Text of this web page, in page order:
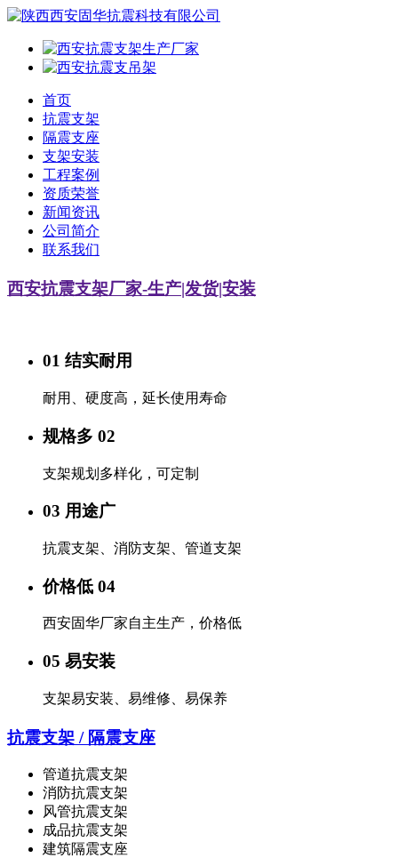
首页
抗震支架
隔震支座
支架安装
工程案例
资质荣誉
新闻资讯
公司简介
联系我们
西安抗震支架厂家-生产|发货|安装
01 结实耐用
耐用、硬度高，延长使用寿命
规格多 02
支架规划多样化，可定制
03 用途广
抗震支架、消防支架、管道支架
价格低 04
西安固华厂家自主生产，价格低
05 易安装
支架易安装、易维修、易保养
抗震支架 / 隔震支座
管道抗震支架
消防抗震支架
风管抗震支架
成品抗震支架
建筑隔震支座